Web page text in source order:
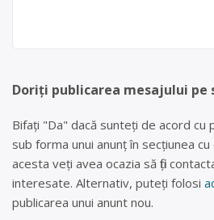
Doriți publicarea mesajului pe
Bifați "Da" dacă sunteți de acord cu
sub forma unui anunț în secțiunea
acesta veți avea ocazia să fiți
interesate. Alternativ, puteți folosi
publicarea unui anunt nou.